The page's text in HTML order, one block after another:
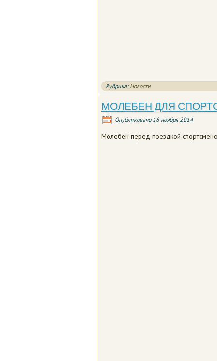
Рубрика: Новости
МОЛЕБЕН ДЛЯ
Опубликовано 18 ноября 2014
Молебен перед поездкой